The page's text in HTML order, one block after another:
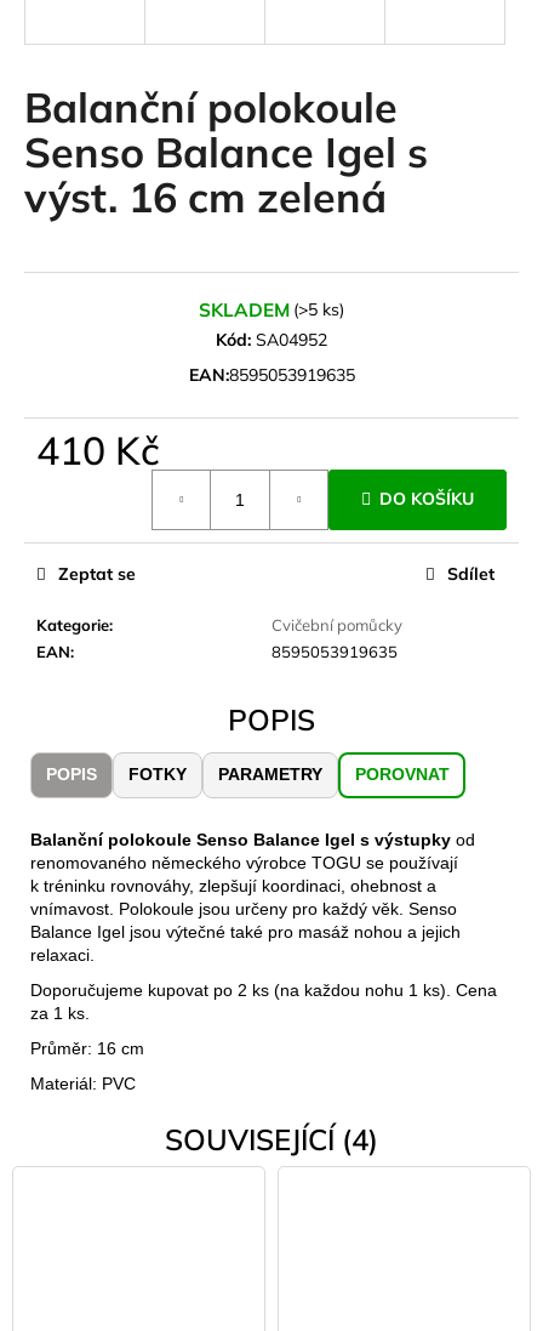
Balanční polokoule
Senso Balance Igel s
výst. 16 cm zelená
SKLADEM (>5 ks)
Kód: SA04952
EAN:8595053919635
410 Kč
DO KOŠÍKU
Kategorie:
Cvičební pomůcky
EAN: 8595053919635
Zeptat se Sdílet
POPIS
POPIS FOTKY PARAMETRY POROVNAT
Balanční polokoule Senso Balance Igel s výstupky od
renomovaného německého výrobce TOGU se používají
k tréninku rovnováhy, zlepšují koordinaci, ohebnost a
vnímavost. Polokoule jsou určeny pro každý věk. Senso
Balance Igel jsou výtečné také pro masáž nohou a jejich
relaxaci.
Doporučujeme kupovat po 2 ks (na každou nohu 1 ks). Cena
za 1 ks.
Průměr: 16 cm
Materiál: PVC
SOUVISEJÍCÍ (4)
í
t
?
o
o
č
u
m
CARNOSPORT
GEL
100
899
Kč